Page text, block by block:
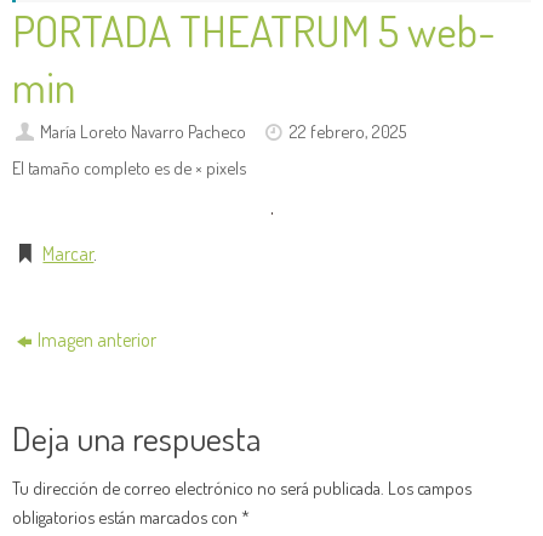
PORTADA THEATRUM 5 web-
min
María Loreto Navarro Pacheco
22 febrero, 2025
El tamaño completo es de × pixels
Marcar.
Imagen anterior
Deja una respuesta
Tu dirección de correo electrónico no será publicada. Los campos
obligatorios están marcados con *